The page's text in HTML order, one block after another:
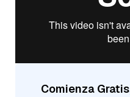
Comienza